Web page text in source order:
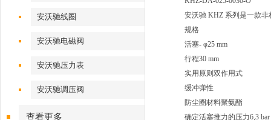
安沃驰线圈
安沃驰电磁阀
安沃驰压力表
安沃驰调压阀
查看更多
安沃驰 KHZ 系列是一款
规格
活塞- φ25 mm
行程30 mm
实用原则双作用式
缓冲弹性
防尘圈材料聚氨酯
确定活塞推力的压力6,3 bar